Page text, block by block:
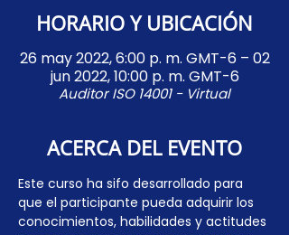
HORARIO Y UBICACIÓN
26 may 2022, 6:00 p. m. GMT-6 – 02
jun 2022, 10:00 p. m. GMT-6
Auditor ISO 14001 - Virtual
ACERCA DEL EVENTO
Este curso ha sifo desarrollado para
que el participante pueda adquirir los
conocimientos, habilidades y actitudes